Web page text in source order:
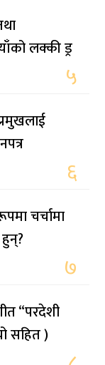
लक्की ड्र
५
६
चर्चामा
७
“परदेशी
सहित )